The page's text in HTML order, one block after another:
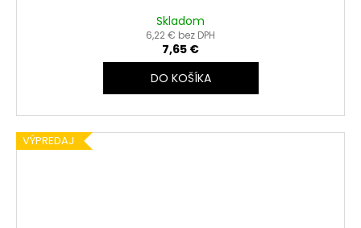
Skladom
6,22 € bez DPH
7,65 €
DO KOŠÍKA
VÝPREDAJ